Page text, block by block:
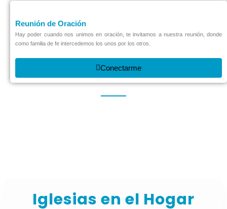
Reunión de Oración
Hay poder cuando nos unimos en oración, te invitamos a nuestra reunión, donde
como familia de fe intercedemos los unos por los otros.
Conectarme
Iglesias en el Hogar